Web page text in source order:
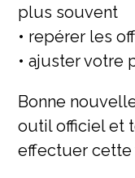
plus souvent
• repérer les
• ajuster votre
Bonne
outil officiel et
effectuer